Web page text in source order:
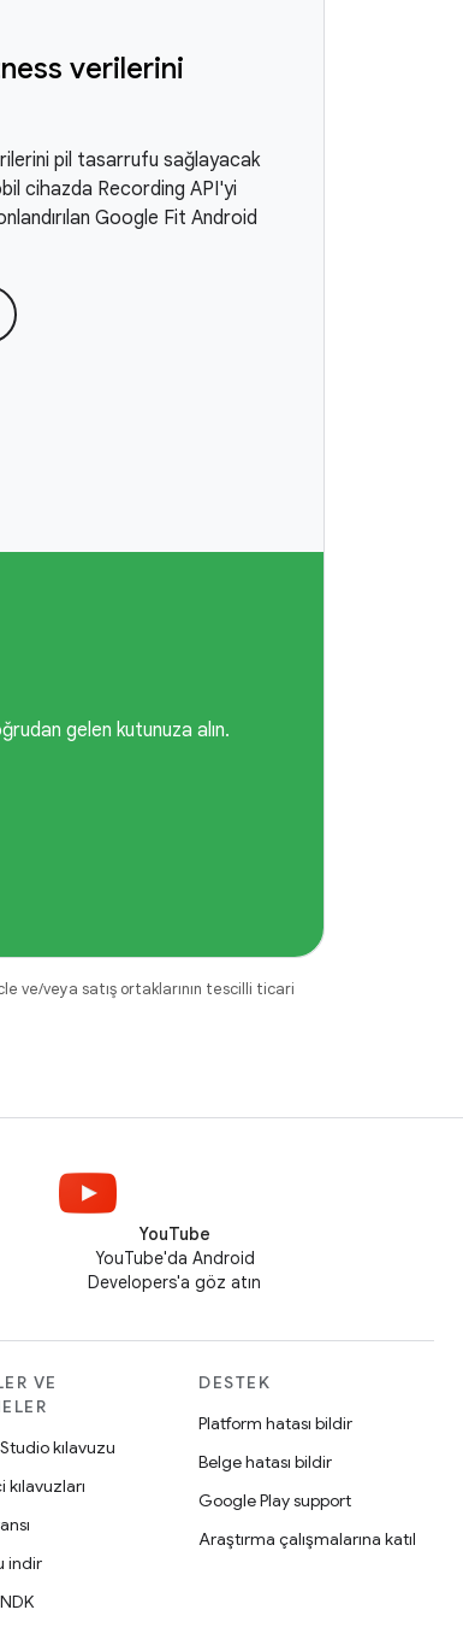
verilerini
pil tasarrufu sağlayacak
cihazda Recording API'yi
Google Fit Android
gelen kutunuza alın.
ve/veya satış ortaklarının tescilli ticari
YouTube
YouTube'da Android
Developers'a göz atın
VE
kılavuzu
indir
DESTEK
Platform hatası bildir
Belge hatası bildir
Google Play support
Araştırma çalışmalarına katıl